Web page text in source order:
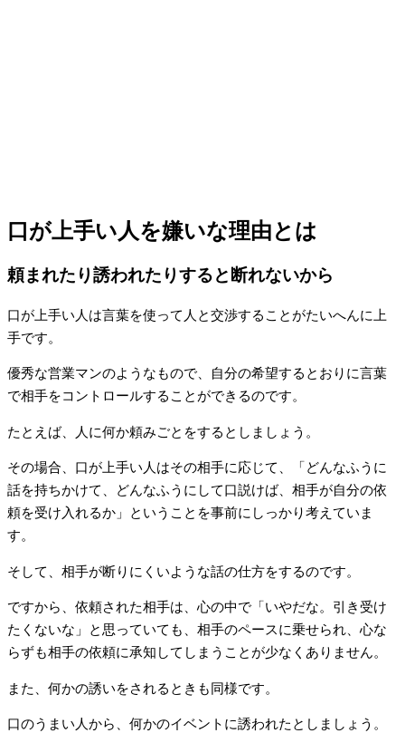
口が上手い人を嫌いな理由とは
頼まれたり誘われたりすると断れないから
口が上手い人は言葉を使って人と交渉することがたいへんに上
手です。
優秀な営業マンのようなもので、自分の希望するとおりに言葉
で相手をコントロールすることができるのです。
たとえば、人に何か頼みごとをするとしましょう。
その場合、口が上手い人はその相手に応じて、「どんなふうに
話を持ちかけて、どんなふうにして口説けば、相手が自分の依
頼を受け入れるか」ということを事前にしっかり考えていま
す。
そして、相手が断りにくいような話の仕方をするのです。
ですから、依頼された相手は、心の中で「いやだな。引き受け
たくないな」と思っていても、相手のペースに乗せられ、心な
らずも相手の依頼に承知してしまうことが少なくありません。
また、何かの誘いをされるときも同様です。
口のうまい人から、何かのイベントに誘われたとしましょう。